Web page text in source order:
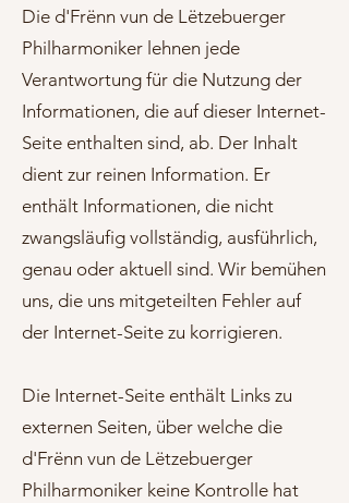
Die d'Frënn vun de Lëtzebuerger
Philharmoniker lehnen jede
Verantwortung für die Nutzung der
Informationen, die auf dieser Internet-
Seite enthalten sind, ab. Der Inhalt
dient zur reinen Information. Er
enthält Informationen, die nicht
zwangsläufig vollständig, ausführlich,
genau oder aktuell sind. Wir bemühen
uns, die uns mitgeteilten Fehler auf
der Internet-Seite zu korrigieren.
Die Internet-Seite enthält Links zu
externen Seiten, über welche die
d'Frënn vun de Lëtzebuerger
Philharmoniker keine Kontrolle hat